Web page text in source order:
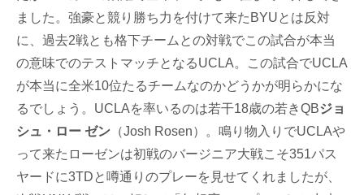
ました。強豪と競り勝ち力を付けて来たBYUとは反対
に、過去2戦とも格下チームとの対戦でこの試合が本当
の意味でのテストマッチとなるUCLA。この試合でUCLA
が本当に全米10位たるチームなのかどうかが明らかにな
るでしょう。UCLAを率いるのは若干18歳の若きQBジョ
シュ・ロー ゼン （Josh Rosen）。鳴り物入りでUCLAや
って来たローゼンは初戦のバージニア大戦こそ351パス
ヤードに3TDと噂通りのプレーを見せてくれましたが、